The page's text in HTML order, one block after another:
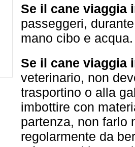
Se il cane viaggia
passeggeri,
mano cibo e
Se il cane viaggia
veterinario, non
trasportino o alla
imbottire con
partenza, non farlo
regolarmente da